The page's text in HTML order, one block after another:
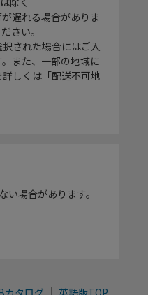
遅れる場合がありま
さい。
された場合にはご入
また、一部の地域に
しくは「配送不可地
場合があります。